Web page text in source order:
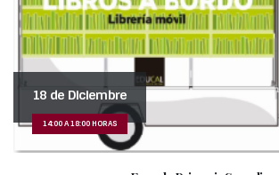
18 de Diciembre
14:00 A 18:00 HORAS